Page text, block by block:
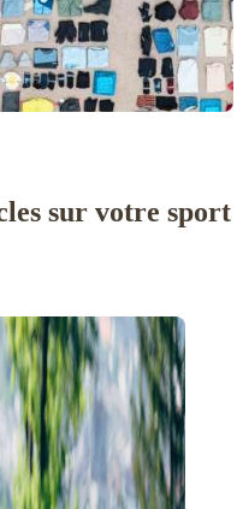
sur votre sport